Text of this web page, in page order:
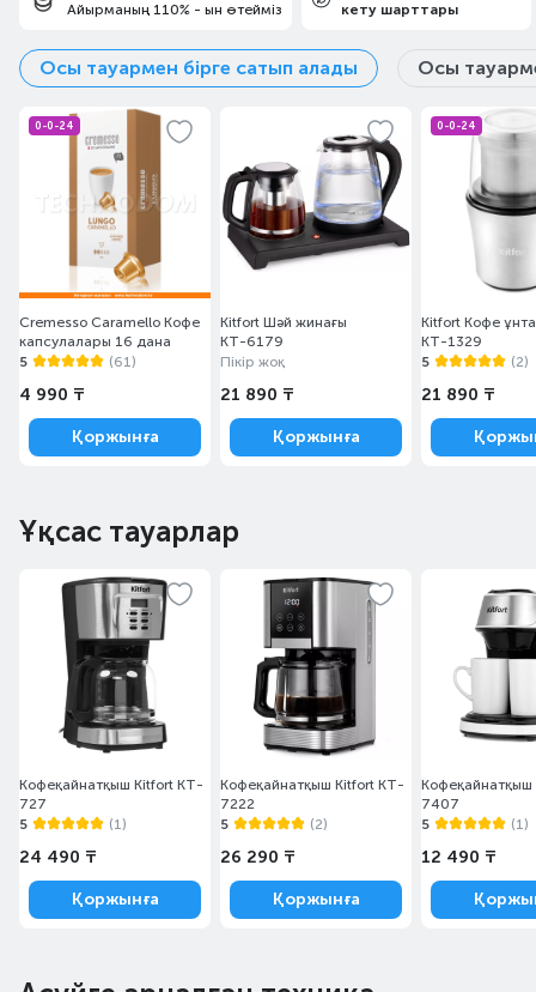
Айырманың 110% - ын өтейміз
кету шарттары
Осы тауармен бірге сатып алады Осы
0-0-24
Cremesso Caramello Кофе
капсулалары 16 дана
5
(61)
4 990 ₸
Қоржынға
Kitfort Шәй жинағы
КТ-6179
Пікір жоқ
21 890 ₸
Қоржынға
0-0-24
Kitfort Кофе
KT-1329
5
(2)
21 890 ₸
Ұқсас тауарлар
Кофеқайнатқыш Kitfort KT-
727
5
(1)
24 490 ₸
Қоржынға
Кофеқайнатқыш Kitfort KT-
7222
5
(2)
26 290 ₸
Қоржынға
7407
5
(1)
12 490 ₸